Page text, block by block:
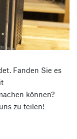
Fanden Sie es
können?
zu teilen!